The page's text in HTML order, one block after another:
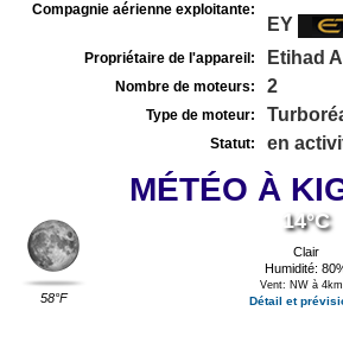
Compagnie aérienne exploitante:
EY
Propriétaire de l'appareil: Etihad
Nombre de moteurs: 2
Type de moteur:
Statut: en
MÉTÉO À
58°F
14°C
Clair
Humidité:
Vent: NW à
Détail et